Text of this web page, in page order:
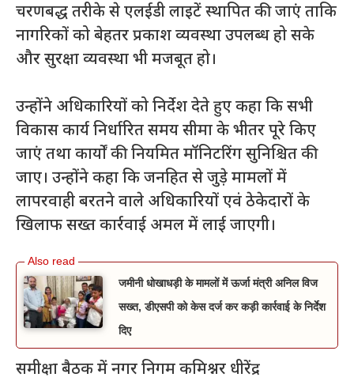
चरणबद्ध तरीके से एलईडी लाइटें स्थापित की जाएं ताकि
नागरिकों को बेहतर प्रकाश व्यवस्था उपलब्ध हो सके
और सुरक्षा व्यवस्था भी मजबूत हो।
उन्होंने अधिकारियों को निर्देश देते हुए कहा कि सभी
विकास कार्य निर्धारित समय सीमा के भीतर पूरे किए
जाएं तथा कार्यों की नियमित मॉनिटरिंग सुनिश्चित की
जाए। उन्होंने कहा कि जनहित से जुड़े मामलों में
लापरवाही बरतने वाले अधिकारियों एवं ठेकेदारों के
खिलाफ सख्त कार्रवाई अमल में लाई जाएगी।
जमीनी धोखाधड़ी के मामलों में ऊर्जा मंत्री अनिल विज
सख्त, डीएसपी को केस दर्ज कर कड़ी कार्रवाई के निर्देश
दिए
समीक्षा बैठक में नगर निगम कमिश्नर धीरेंद्र